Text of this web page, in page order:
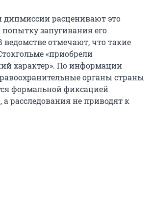
дипмиссии расценивают это
запугивания его
ведомстве отмечают, что такие
«приобрели
характер». По информации
органы страны
формальной фиксацией
расследования не приводят к